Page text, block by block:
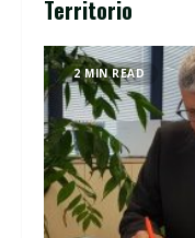
Territorio
2 MIN READ